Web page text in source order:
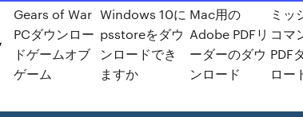
Gears of War
PCダウンロー
ドゲームオブ
ゲーム
Windows 10に
psstoreをダウ
ンロードでき
ますか
Mac用の
Adobe PDFリ
ーダーのダウ
ンロード
ミッ
コマ
PDF
ロー